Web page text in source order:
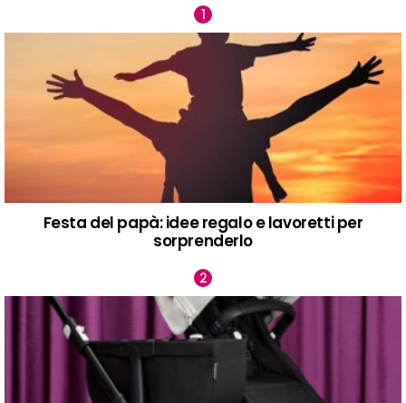
Festa del papà: idee regalo e lavoretti per
sorprenderlo